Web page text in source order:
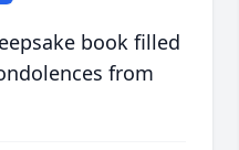
book filled
from